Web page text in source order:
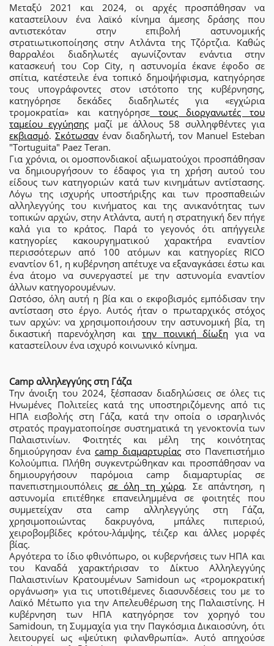
Μεταξύ 2021 και 2024, οι αρχές προσπάθησαν να
καταστείλουν ένα λαϊκό κίνημα άμεσης δράσης που
αντιστεκόταν στην επιβολή αστυνομικής
στρατιωτικοποίησης στην Ατλάντα της Τζόρτζια. Καθώς
θαρραλέοι διαδηλωτές αγωνίζονταν ενάντια στην
κατασκευή του Cop City, η αστυνομία έκανε έφοδο σε
σπίτια, κατέστειλε ένα τοπικό δημοψήφισμα, κατηγόρησε
τους υπογράφοντες στον ιστότοπο της κυβέρνησης,
κατηγόρησε δεκάδες διαδηλωτές για «εγχώρια
τρομοκρατία» και κατηγόρησε τους διοργανωτές του
ταμείου εγγύησηςμαζί με άλλους 58 συλληφθέντες για
εκβιασμό. Σκότωσανέναν διαδηλωτή, τον Manuel Esteban
"Tortuguita" Paez Teran.
Για χρόνια, οι ομοσπονδιακοί αξιωματούχοι προσπάθησαν
να δημιουργήσουν το έδαφος για τη χρήση αυτού του
είδους των κατηγοριών κατά των κινημάτων αντίστασης.
Λόγω της ισχυρής υποστήριξης και των προσπαθειών
αλληλεγγύης του κινήματος και της ανικανότητας των
τοπικών αρχών, στην Ατλάντα, αυτή η στρατηγική δεν πήγε
καλά για το κράτος. Παρά το γεγονός ότι απήγγειλε
κατηγορίες κακουργηματικού χαρακτήρα εναντίον
περισσότερων από 100 ατόμων και κατηγορίες RICO
εναντίον 61, η κυβέρνηση απέτυχε να εξαναγκάσει έστω και
ένα άτομο να συνεργαστεί με την αστυνομία εναντίον
άλλων κατηγορουμένων.
Ωστόσο, όλη αυτή η βία και ο εκφοβισμός εμπόδισαν την
αντίσταση στο έργο. Αυτός ήταν ο πρωταρχικός στόχος
των αρχών: να χρησιμοποιήσουν την αστυνομική βία, τη
δικαστική παρενόχληση καιτην ποινική δίωξη για να
καταστείλουν ένα ισχυρό κοινωνικό κίνημα.
Camp αλληλεγγύης στη Γάζα
Την άνοιξη του 2024, ξέσπασαν διαδηλώσεις σε όλες τις
Ηνωμένες Πολιτείες κατά της υποστηριζόμενης από τις
ΗΠΑ εισβολής στη Γάζα, κατά την οποία ο ισραηλινός
στρατός πραγματοποίησε συστηματικά τη γενοκτονία των
Παλαιστινίων. Φοιτητές και μέλη της κοινότητας
δημιούργησαν ένα camp διαμαρτυρίας στο Πανεπιστήμιο
Κολούμπια. Πλήθη συγκεντρώθηκαν και προσπάθησαν να
δημιουργήσουν παρόμοια camp διαμαρτυρίας σε
πανεπιστημιουπόλεις σε όλη τη χώρα. Σε απάντηση, η
αστυνομία επιτέθηκε επανειλημμένα σε φοιτητές που
συμμετείχαν στα camp αλληλεγγύης στη Γάζα,
χρησιμοποιώντας δακρυγόνα, μπάλες πιπεριού,
χειροβομβίδες κρότου-λάμψης, τέιζερ και άλλες μορφές
βίας.
Αργότερα το ίδιο φθινόπωρο, οι κυβερνήσεις των ΗΠΑ και
του Καναδά χαρακτήρισαν το Δίκτυο Αλληλεγγύης
Παλαιστινίων Κρατουμένων Samidoun ως «τρομοκρατική
οργάνωση» για τις υποτιθέμενες διασυνδέσεις του με το
Λαϊκό Μέτωπο για την Απελευθέρωση της Παλαιστίνης. Η
κυβέρνηση των ΗΠΑ κατηγόρησε τον χορηγό του
Samidoun, τη Συμμαχία για την Παγκόσμια Δικαιοσύνη, ότι
λειτουργεί ως «ψεύτικη φιλανθρωπία». Αυτό απηχούσε